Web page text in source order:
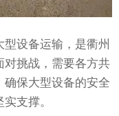
设备运输，是衢州
对挑战，需要各方共
确保大型设备的安全
支撑。